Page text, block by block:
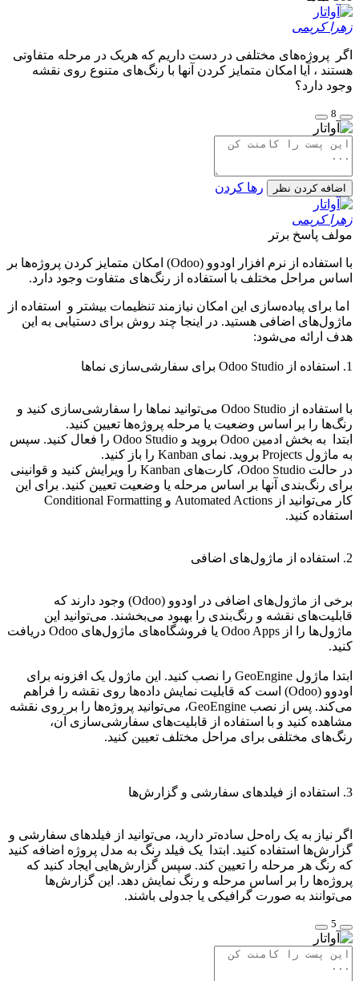
زهرا کریمی
اگر پروژه‌های مختلفی در دست داریم که هریک در مرحله متفاوتی
هستند ، آیا امکان متمایز کردن آنها با رنگ‌های متنوع روی نقشه
وجود دارد؟
8
اضافه کردن نظر رها کردن
زهرا کریمی
مولف پاسخ برتر
با استفاده از نرم افزار اودوو (Odoo) امکان متمایز کردن پروژه‌ها بر
اساس مراحل مختلف با استفاده از رنگ‌های متفاوت وجود دارد.
اما برای پیاده‌سازی این امکان نیازمند تنظیمات بیشتر و استفاده از
ماژول‌های اضافی هستید. در اینجا چند روش برای دستیابی به این
هدف ارائه می‌شود:
1. استفاده از Odoo Studio برای سفارشی‌سازی نماها
با استفاده از Odoo Studio می‌توانید نماها را سفارشی‌سازی کنید و
رنگ‌ها را بر اساس وضعیت یا مرحله پروژه‌ها تعیین کنید.
ابتدا به بخش ادمین Odoo بروید و Odoo Studio را فعال کنید. سپس
به ماژول Projects بروید. نمای Kanban را باز کنید.
در حالت Odoo Studio، کارت‌های Kanban را ویرایش کنید و قوانینی
برای رنگ‌بندی آنها بر اساس مرحله یا وضعیت تعیین کنید. برای این
کار می‌توانید از Automated Actions و Conditional Formatting
استفاده کنید.
2. استفاده از ماژول‌های اضافی
برخی از ماژول‌های اضافی در اودوو (Odoo) وجود دارند که
قابلیت‌های نقشه و رنگ‌بندی را بهبود می‌بخشند. می‌توانید این
ماژول‌ها را از Odoo Apps یا فروشگاه‌های ماژول‌های Odoo دریافت
کنید.
ابتدا ماژول GeoEngine را نصب کنید. این ماژول یک افزونه برای
اودوو (Odoo) است که قابلیت نمایش داده‌ها روی نقشه را فراهم
می‌کند. پس از نصب GeoEngine، می‌توانید پروژه‌ها را بر روی نقشه
مشاهده کنید و با استفاده از قابلیت‌های سفارشی‌سازی آن،
رنگ‌های مختلفی برای مراحل مختلف تعیین کنید.
3. استفاده از فیلدهای سفارشی و گزارش‌ها
اگر نیاز به یک راه‌حل ساده‌تر دارید، می‌توانید از فیلدهای سفارشی و
گزارش‌ها استفاده کنید. ابتدا یک فیلد رنگ به مدل پروژه اضافه کنید
که رنگ هر مرحله را تعیین کند. سپس گزارش‌هایی ایجاد کنید که
پروژه‌ها را بر اساس مرحله و رنگ نمایش دهد. این گزارش‌ها
می‌توانند به صورت گرافیکی یا جدولی باشند.
5